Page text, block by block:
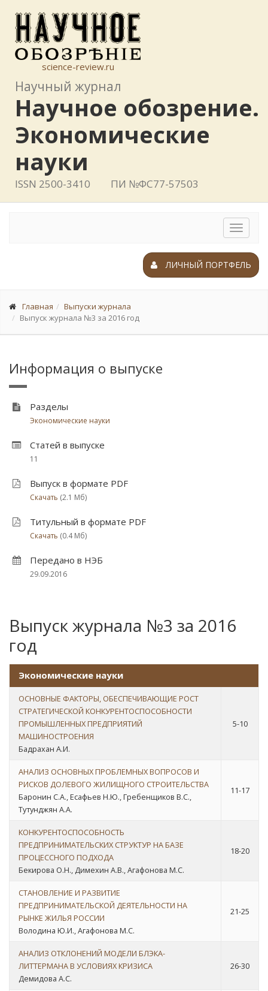
science-review.ru
Научный журнал
Научное обозрение.
Экономические
науки
ISSN 2500-3410 ПИ №ФС77-57503
Toggle
ЛИЧНЫЙ ПОРТФЕЛЬ
Главная
Выпуски журнала
Выпуск журнала №3 за 2016 год
Информация о выпуске
Разделы
Экономические науки
Статей в выпуске
11
Выпуск в формате PDF
Скачать (2.1 Мб)
Титульный в формате PDF
Скачать (0.4 Мб)
Передано в НЭБ
29.09.2016
Выпуск журнала №3 за 2016
год
Экономические науки
ОСНОВНЫЕ ФАКТОРЫ, ОБЕСПЕЧИВАЮЩИЕ РОСТ
СТРАТЕГИЧЕСКОЙ КОНКУРЕНТОСПОСОБНОСТИ
ПРОМЫШЛЕННЫХ ПРЕДПРИЯТИЙ
МАШИНОСТРОЕНИЯ
Бадрахан А.И.
5-10
АНАЛИЗ ОСНОВНЫХ ПРОБЛЕМНЫХ ВОПРОСОВ И
РИСКОВ ДОЛЕВОГО ЖИЛИЩНОГО СТРОИТЕЛЬСТВА
Баронин С.А., Есафьев Н.Ю., Гребенщиков В.С.,
Тутунджян А.А.
11-17
КОНКУРЕНТОСПОСОБНОСТЬ
ПРЕДПРИНИМАТЕЛЬСКИХ СТРУКТУР НА БАЗЕ
ПРОЦЕССНОГО ПОДХОДА
Бекирова О.Н., Димехин А.В., Агафонова М.С.
18-20
СТАНОВЛЕНИЕ И РАЗВИТИЕ
ПРЕДПРИНИМАТЕЛЬСКОЙ ДЕЯТЕЛЬНОСТИ НА
РЫНКЕ ЖИЛЬЯ РОССИИ
Володина Ю.И., Агафонова М.С.
21-25
АНАЛИЗ ОТКЛОНЕНИЙ МОДЕЛИ БЛЭКА-
ЛИТТЕРМАНА В УСЛОВИЯХ КРИЗИСА
Демидова А.С.
26-30